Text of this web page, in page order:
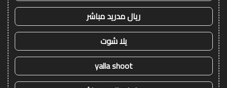
ريال مدريد مباشر
يلا شوت
yalla shoot